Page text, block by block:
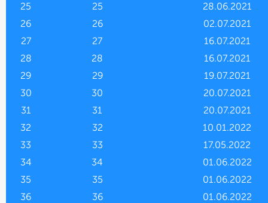
25
25
28.06.2021
26
26
02.07.2021
27
27
16.07.2021
28
28
16.07.2021
29
29
19.07.2021
30
30
20.07.2021
31
31
20.07.2021
32
32
10.01.2022
33
33
17.05.2022
34
34
01.06.2022
35
35
01.06.2022
36
36
01.06.2022